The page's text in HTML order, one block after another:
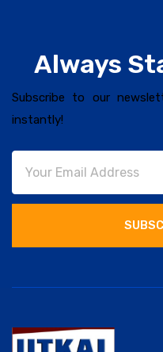
Always
Subscribe to our
instantly!